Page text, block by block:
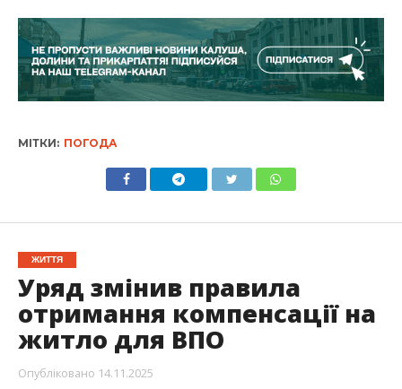
МІТКИ: ПОГОДА
ЖИТТЯ
Уряд змінив правила
отримання компенсації на
житло для ВПО
Опубліковано 14.11.2025